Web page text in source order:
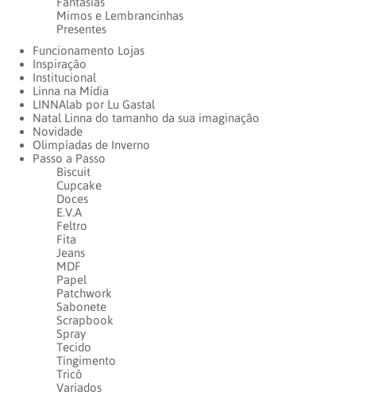
Mimos e Lembrancinhas
Presentes
Funcionamento Lojas
Inspiração
Institucional
Linna na Mídia
LINNAlab por Lu Gastal
Natal Linna do tamanho da sua imaginação
Novidade
Olimpíadas de Inverno
Passo a Passo
Biscuit
Cupcake
Doces
E.V.A
Feltro
Fita
Jeans
MDF
Papel
Patchwork
Sabonete
Scrapbook
Spray
Tecido
Tingimento
Tricô
Variados